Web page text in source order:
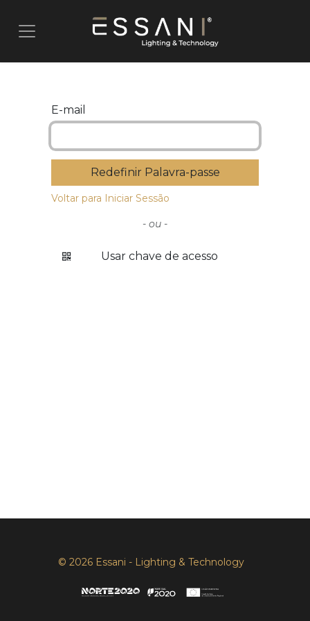
E-mail
Redefinir Palavra-passe
Voltar para Iniciar Sessão
- ou -
Usar chave de acesso
© 2026 Essani - Lighting & Technology